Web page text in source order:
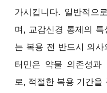
가시킵니다. 일반적으
며, 교감신경 통제의
는 복용 전 반드시 의
터민은 약물 의존성과
로, 적절한 복용 기간을